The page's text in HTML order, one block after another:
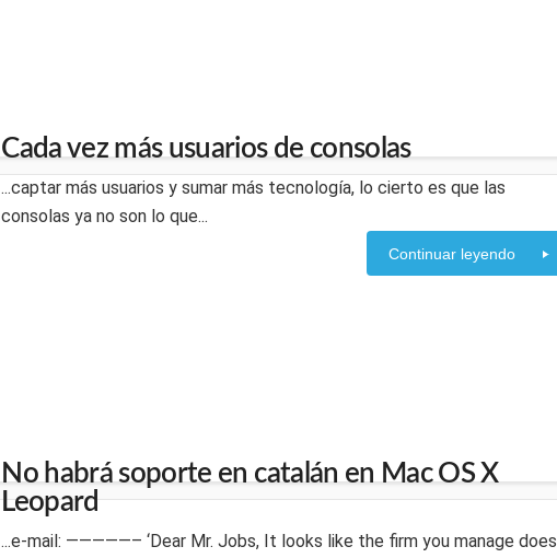
Cada vez más usuarios de consolas
...captar más usuarios y sumar más tecnología, lo cierto es que las
consolas ya no son lo que...
Continuar leyendo
No habrá soporte en catalán en Mac OS X
Leopard
...e-mail: —————– ‘Dear Mr. Jobs, It looks like the firm you manage does